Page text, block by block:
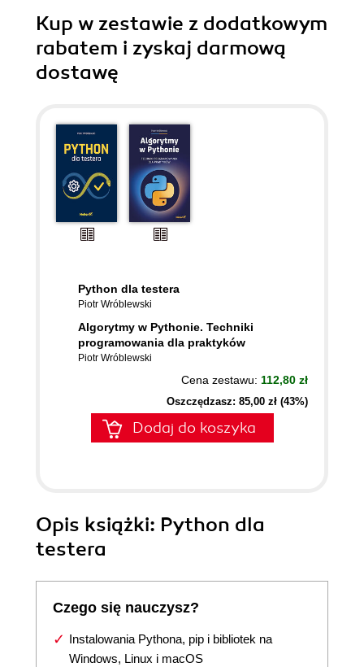
Kup w zestawie z dodatkowym
rabatem i zyskaj darmową
dostawę
Python dla testera
Piotr Wróblewski
Algorytmy w Pythonie. Techniki
programowania dla praktyków
Piotr Wróblewski
Cena zestawu: 112,80 zł
Oszczędzasz: 85,00 zł (43%)
Dodaj do koszyka
Opis książki: Python dla
testera
Czego się nauczysz?
Instalowania Pythona, pip i bibliotek na
Windows, Linux i macOS